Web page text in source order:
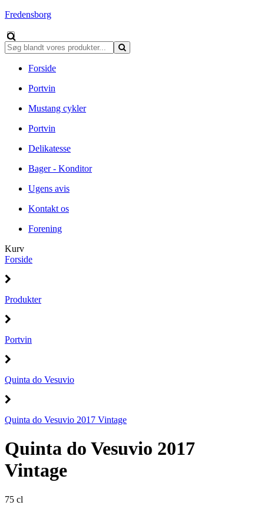
Fredensborg
Forside
Portvin
Mustang cykler
Portvin
Delikatesse
Bager - Konditor
Ugens avis
Kontakt os
Forening
Kurv
Forside
Produkter
Portvin
Quinta do Vesuvio
Quinta do Vesuvio 2017 Vintage
Quinta do Vesuvio 2017
Vintage
75 cl